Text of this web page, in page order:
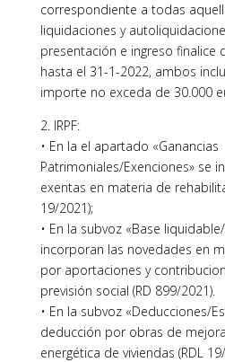
correspondiente a todas
liquidaciones y
presentación e ingreso finalice
hasta el 31-1-2022, ambos
importe no exceda de 30.000
2. IRPF:
• En la el apartado «Ganancias
Patrimoniales/Exenciones» se
exentas en materia de
19/2021);
• En la subvoz «Base
incorporan las novedades en
por aportaciones y
previsión social (RD 899/2021).
• En la subvoz «Deducciones/
deducción por obras de
energética de viviendas (RDL